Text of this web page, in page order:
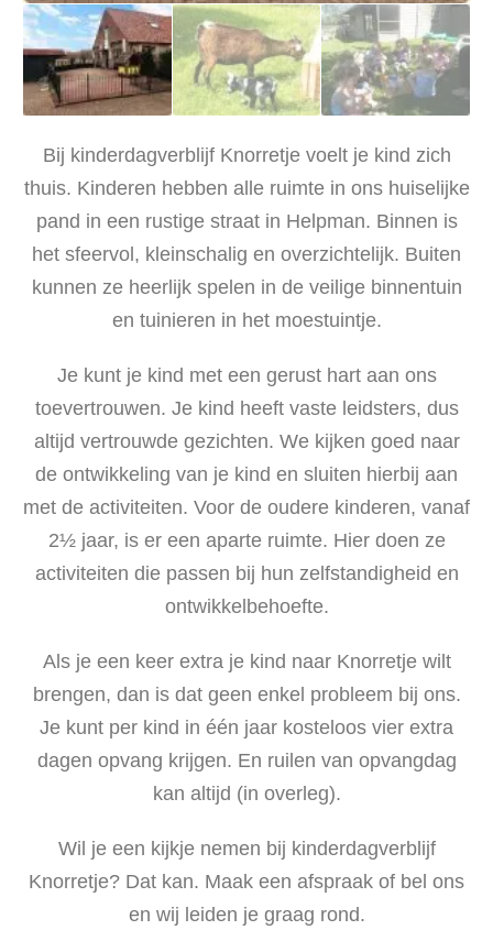
Bij kinderdagverblijf Knorretje voelt je kind zich
thuis. Kinderen hebben alle ruimte in ons huiselijke
pand in een rustige straat in Helpman. Binnen is
het sfeervol, kleinschalig en overzichtelijk. Buiten
kunnen ze heerlijk spelen in de veilige binnentuin
en tuinieren in het moestuintje.
Je kunt je kind met een gerust hart aan ons
toevertrouwen. Je kind heeft vaste leidsters, dus
altijd vertrouwde gezichten. We kijken goed naar
de ontwikkeling van je kind en sluiten hierbij aan
met de activiteiten. Voor de oudere kinderen, vanaf
2½ jaar, is er een aparte ruimte. Hier doen ze
activiteiten die passen bij hun zelfstandigheid en
ontwikkelbehoefte.
Als je een keer extra je kind naar Knorretje wilt
brengen, dan is dat geen enkel probleem bij ons.
Je kunt per kind in één jaar kosteloos vier extra
dagen opvang krijgen. En ruilen van opvangdag
kan altijd (in overleg).
Wil je een kijkje nemen bij kinderdagverblijf
Knorretje? Dat kan. Maak een afspraak of bel ons
en wij leiden je graag rond.